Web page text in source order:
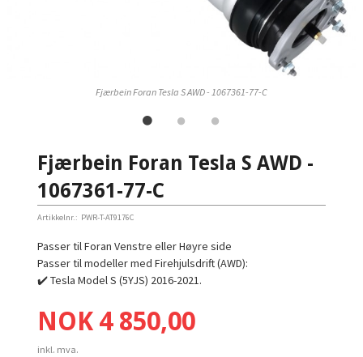
Fjærbein Foran Tesla S AWD - 1067361-77-C
Fjærbein Foran Tesla S AWD -
1067361-77-C
Artikkelnr.: PWR-T-AT9176C
Passer til Foran Venstre eller Høyre side
Passer til modeller med Firehjulsdrift (AWD):
✔️ Tesla Model S (5YJS) 2016-2021.
Pris
NOK 4 850,00
inkl. mva.